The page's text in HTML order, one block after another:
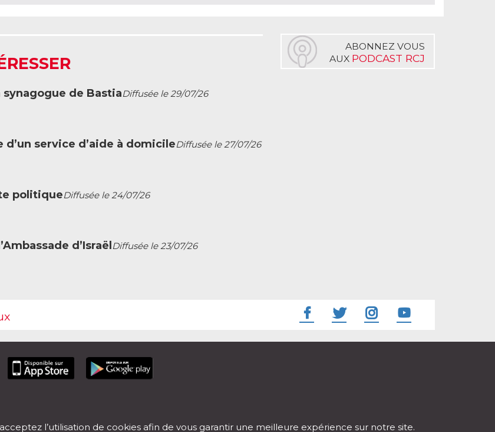
de BastiaDiffusée le 29/07/26
service d’aide à domicileDiffusée le 27/07/26
politiqueDiffusée le 24/07/26
d’Israël Diffusée le 23/07/26
ABONNEZ VOUS
AUX PODCAST RCJ
l’utilisation de cookies afin de vous garantir une meilleure expérience sur notre site.